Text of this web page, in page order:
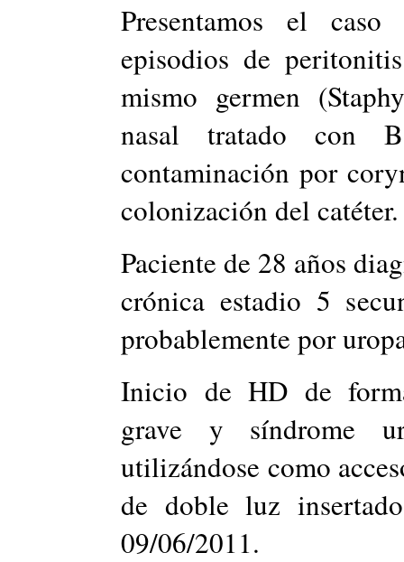
Presentamos el
episodios de
mismo germen
nasal tratado con
contaminación por
colonización del catéter.
Paciente de 28 años
crónica estadio 5
probablemente por
Inicio de HD de
grave y síndrome
utilizándose como
de doble luz
09/06/2011.